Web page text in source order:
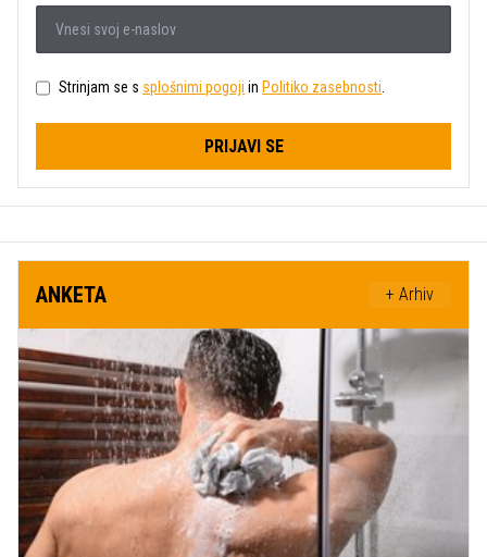
Strinjam se s splošnimi pogoji in Politiko zasebnosti.
PRIJAVI SE
ANKETA + Arhiv